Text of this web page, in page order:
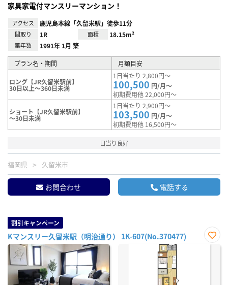
家具家電付マンスリーマンション！
アクセス 鹿児島本線「久留米駅」徒歩11分
間取り 1R 面積 18.15m²
築年数 1991年 1月 築
プラン名・期間 月額目安
ロング【JR久留米駅前】
30日以上～360日未満
1日当たり 2,800円～
100,500 円/月～
初期費用他 22,000円～
ショート【JR久留米駅前】
～30日未満
1日当たり 2,900円～
103,500 円/月～
初期費用他 16,500円～
日当り良好
福岡県 久留米市
お問合わせ 電話する
割引キャンペーン
Kマンスリー久留米駅（明治通り） 1K-607(No.370477)
お気